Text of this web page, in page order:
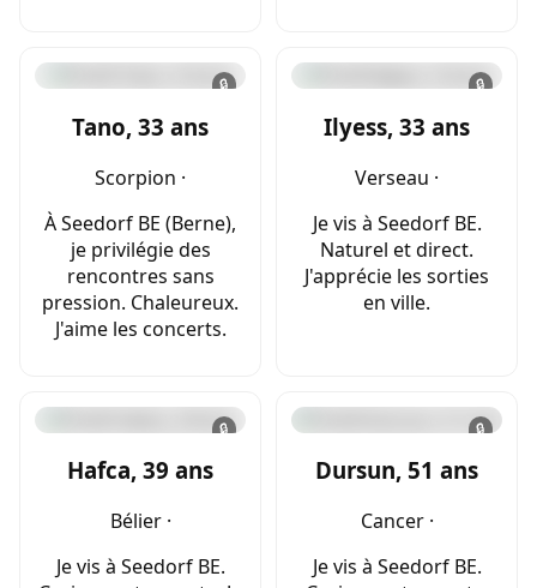
🔒
Tano, 33 ans
Scorpion ·
À Seedorf BE (Berne),
je privilégie des
rencontres sans
pression. Chaleureux.
J'aime les concerts.
🔒
Ilyess, 33 ans
Verseau ·
Je vis à Seedorf BE.
Naturel et direct.
J'apprécie les sorties
en ville.
🔒
Hafca, 39 ans
Bélier ·
Je vis à Seedorf BE.
🔒
Dursun, 51 ans
Cancer ·
Je vis à Seedorf BE.